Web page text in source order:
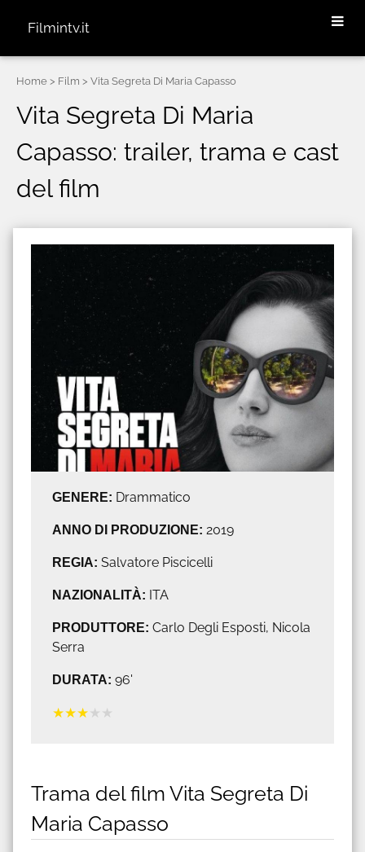
Filmintv.it
Home > Film > Vita Segreta Di Maria Capasso
Vita Segreta Di Maria
Capasso: trailer, trama e cast
del film
GENERE: Drammatico
ANNO DI PRODUZIONE: 2019
REGIA: Salvatore Piscicelli
NAZIONALITÀ: ITA
PRODUTTORE: Carlo Degli Esposti, Nicola
Serra
DURATA: 96'
★★★ ★ ★
Trama del film Vita Segreta Di
Maria Capasso